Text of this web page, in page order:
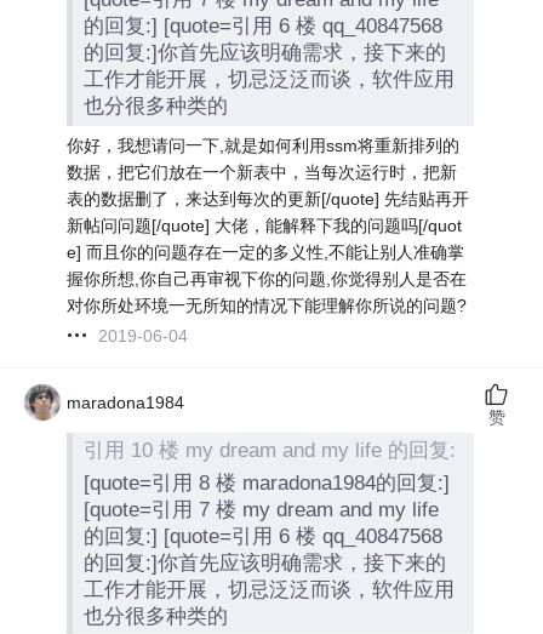
的回复:] [quote=引用 6 楼 qq_40847568
的回复:]你首先应该明确需求，接下来的
工作才能开展，切忌泛泛而谈，软件应用
也分很多种类的
你好，我想请问一下,就是如何利用ssm将重新排列的
数据，把它们放在一个新表中，当每次运行时，把新
表的数据删了，来达到每次的更新[/quote] 先结贴再开
新帖问问题[/quote] 大佬，能解释下我的问题吗[/quot
e] 而且你的问题存在一定的多义性,不能让别人准确掌
握你所想,你自己再审视下你的问题,你觉得别人是否在
对你所处环境一无所知的情况下能理解你所说的问题?
2019-06-04
maradona1984
引用 10 楼 my dream and my life 的回复:
[quote=引用 8 楼 maradona1984的回复:]
[quote=引用 7 楼 my dream and my life
的回复:] [quote=引用 6 楼 qq_40847568
的回复:]你首先应该明确需求，接下来的
工作才能开展，切忌泛泛而谈，软件应用
也分很多种类的
赞